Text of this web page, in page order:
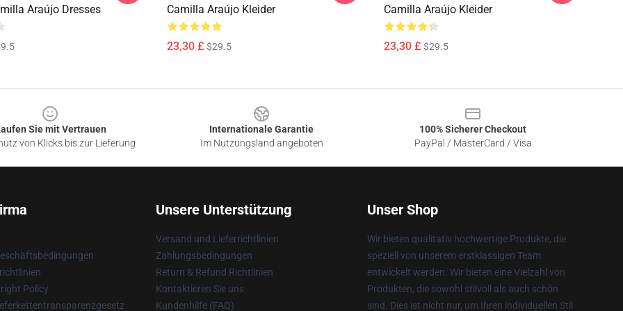
Araújo Dresses
Camilla Araújo Kleider
23,30 £ $29.5
Camilla Araújo Kleider
23,30 £ $29.5
Sie mit Vertrauen
von Klicks bis zur Lieferung
Internationale Garantie
Im Nutzungsland angeboten
100% Sicherer Checkout
PayPal / MasterCard / Visa
Policy
Unsere Unterstützung
Versand und Lieferrichtlinien
Zahlungsbedingungen
Return & Refund Richtlinien
Kontaktieren Sie uns
Kundenhilfe (FAQ)
Unser Shop
Wir bieten qualitativ hochwertige Produkte, die
speziell von unserem erstklassigen Team
entwickelt werden. Wir bieten eine Vielzahl von
Produkten, die sowohl stilvoll als auch schön
sind. Dies ist nicht nur, um Ihren individuellen Stil